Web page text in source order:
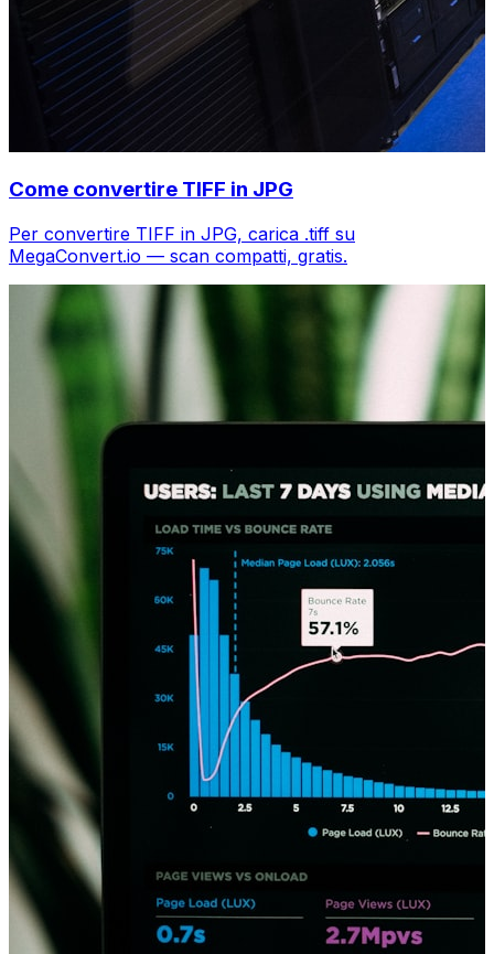
Come convertire TIFF in JPG
Per convertire TIFF in JPG, carica .tiff su
MegaConvert.io — scan compatti, gratis.